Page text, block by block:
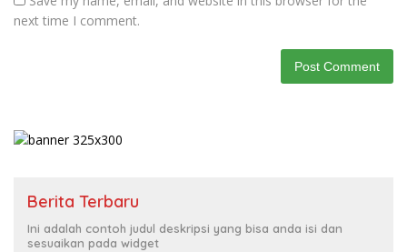
next time I comment.
Berita Terbaru
Ini adalah contoh judul deskripsi yang bisa anda isi dan
sesuaikan pada widget